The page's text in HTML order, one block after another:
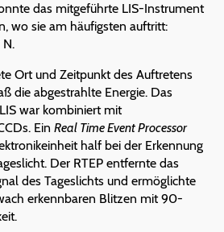
das mitgeführte LIS-Instrument
wo sie am häufigsten auftritt:
N.
Ort und Zeitpunkt des Auftretens
die abgestrahlte Energie. Das
war kombiniert mit
Ein Real Time Event Processor
half bei der Erkennung
Der RTEP entfernte das
des Tageslichts und ermöglichte
erkennbaren Blitzen mit 90-